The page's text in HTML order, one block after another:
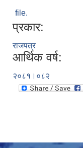
file.
प्रकार:
राजपत्र
आर्थिक वर्ष:
२०८१।०८२